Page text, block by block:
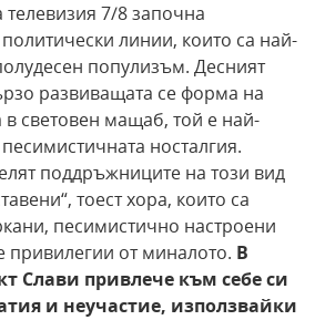
7/8 започна
линии, които са най-
популизъм. Десният
развиващата се форма на
световен мащаб, той е най-
носталгия.
поддръжниците на този вид
тоест хора, които са
песимистично настроени
привилегии от миналото. В
Слави привлече към себе си
и неучастие, използвайки